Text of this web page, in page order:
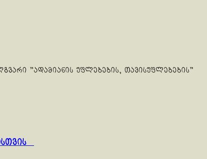
"ადამიანის უფლებების, თავისუფლებების"